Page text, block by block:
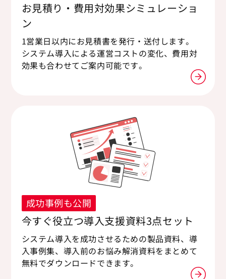
お見積り・費用対効果シミュレーショ
ン
1営業日以内にお見積書を発行・送付します。
システム導入による運営コストの変化、費用対
効果も合わせてご案内可能です。
成功事例も公開
今すぐ役立つ導入支援資料3点セット
システム導入を成功させるための製品資料、導
入事例集、導入前のお悩み解消資料をまとめて
無料でダウンロードできます。